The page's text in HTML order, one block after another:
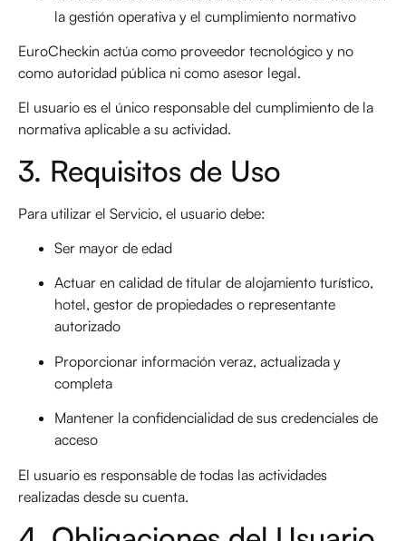
la gestión operativa y el cumplimiento normativo
EuroCheckin actúa como proveedor tecnológico y no
como autoridad pública ni como asesor legal.
El usuario es el único responsable del cumplimiento de la
normativa aplicable a su actividad.
3. Requisitos de Uso
Para utilizar el Servicio, el usuario debe:
Ser mayor de edad
Actuar en calidad de titular de alojamiento turístico,
hotel, gestor de propiedades o representante
autorizado
Proporcionar información veraz, actualizada y
completa
Mantener la confidencialidad de sus credenciales de
acceso
El usuario es responsable de todas las actividades
realizadas desde su cuenta.